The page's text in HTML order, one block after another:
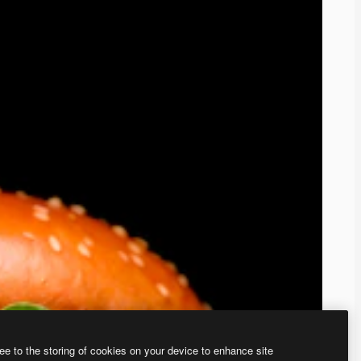
あなた独自の画像を作成できます。
to the storing of cookies on your device to enhance site